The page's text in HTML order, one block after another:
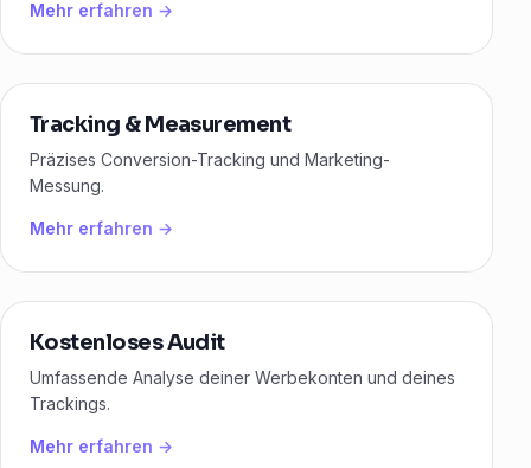
Mehr erfahren →
Tracking & Measurement
Präzises Conversion-Tracking und Marketing-
Messung.
Mehr erfahren →
Kostenloses Audit
Umfassende Analyse deiner Werbekonten und deines
Trackings.
Mehr erfahren →